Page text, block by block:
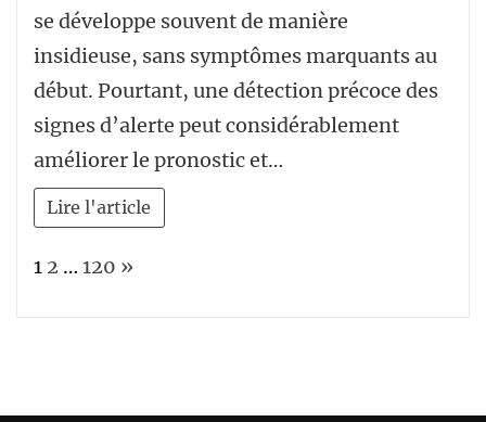
se développe souvent de manière
insidieuse, sans symptômes marquants au
début. Pourtant, une détection précoce des
signes d’alerte peut considérablement
améliorer le pronostic et…
Lire l'article
Page:
1 2 … 120 Next
»